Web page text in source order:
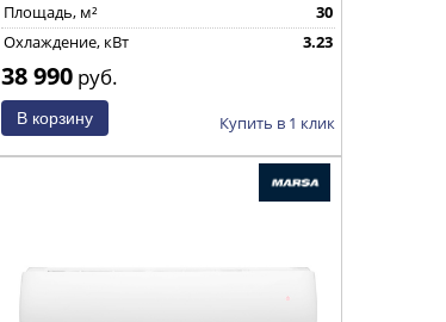
Площадь, м²
30
Охлаждение, кВт
3.23
38 990руб.
Купить в 1 клик